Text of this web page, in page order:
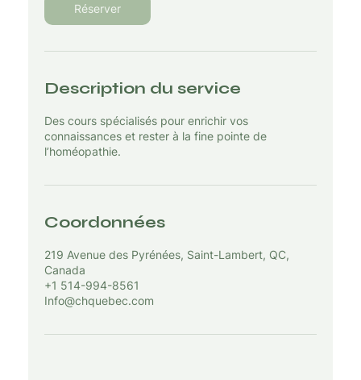
Réserver
Description du service
Des cours spécialisés pour enrichir vos
connaissances et rester à la fine pointe de
l’homéopathie.
Coordonnées
219 Avenue des Pyrénées, Saint-Lambert, QC,
Canada
+1 514-994-8561
Info@chquebec.com